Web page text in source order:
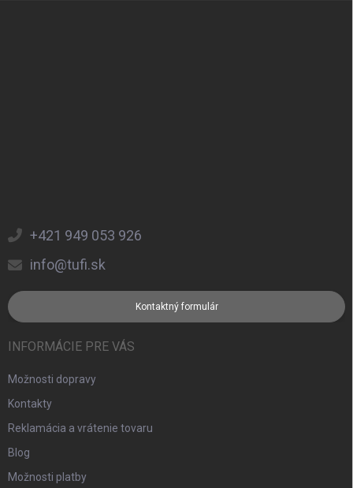
+421 949 053 926
info@tufi.sk
Kontaktný formulár
INFORMÁCIE PRE VÁS
Možnosti dopravy
Kontakty
Reklamácia a vrátenie tovaru
Blog
Možnosti platby